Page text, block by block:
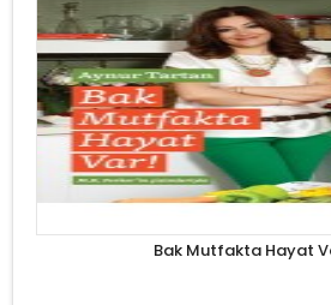
Bak Mutfakta Hayat